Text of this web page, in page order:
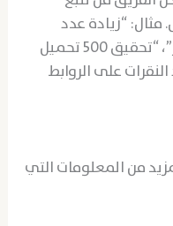
مثال: “زيادة عدد
المتابعين بنسبة 10% خلال الشهر”، “تحقيق 500 تحميل
النقرات على الروابط
من المعلومات التي